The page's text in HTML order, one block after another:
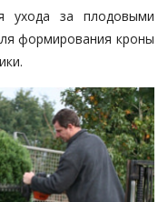
ухода за плодовыми
формирования кроны